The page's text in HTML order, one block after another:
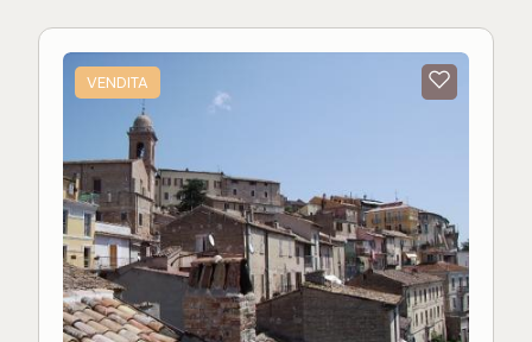
unicità ad ogni ambiente.
Gli spazi interni si sviluppano su più livelli per una
superficie complessiva di circa 276 mq, seguendo
la tipica configurazione delle abitazioni storiche:
ambienti accoglienti, collegati da scale interne,
dove ogni piano racconta una storia diversa. La
cantina con volta a crociera aggiunge ulteriore
fascino, evocando l'anima più antica della casa.
La ristrutturazione ha inoltre garantito elevati
standard di sicurezza, con interventi strutturali
certificati e adeguamento antisismico, un valore
VENDITA